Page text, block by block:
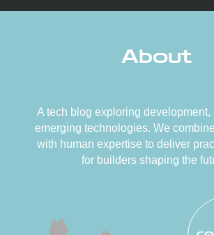
About
A tech blog exploring development,
emerging technologies. We
with human expertise to deliver
for builders shaping the